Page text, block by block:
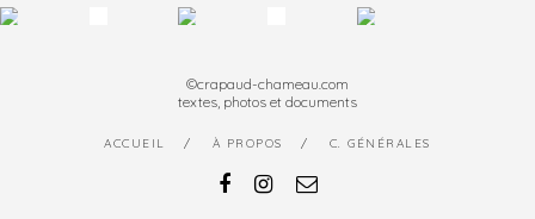
©crapaud-chameau.com
textes, photos et documents
ACCUEIL À PROPOS C. GÉNÉRALES